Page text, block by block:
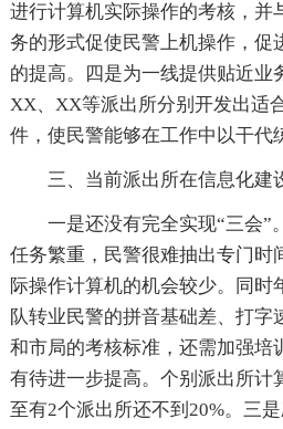
进行计算机实际操作的考核，并
务的形式促使民警上机操作，促
的提高。四是为一线提供贴近业
XX、XX等派出所分别开发出适
件，使民警能够在工作中以干代
三、当前派出所在信息化建
一是还没有完全实现“三会”
任务繁重，民警很难抽出专门时
际操作计算机的机会较少。同时
队转业民警的拼音基础差、打字
和市局的考核标准，还需加强培
有待进一步提高。个别派出所计
至有2个派出所还不到20%。三